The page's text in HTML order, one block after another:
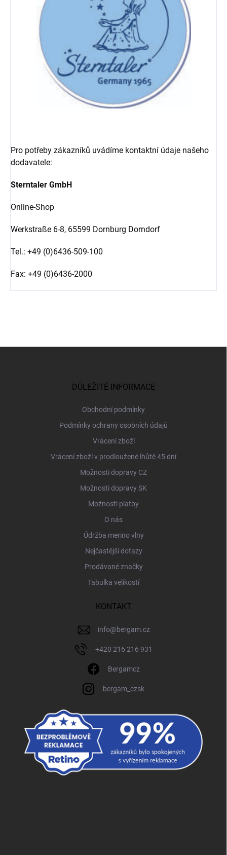
Pro potřeby zákazníků uvádíme kontaktní údaje našeho
dodavatele:
Sterntaler GmbH
Online-Shop
Werkstraße 6-8, 65599 Dornburg Dorndorf
Tel.: +49 (0)6436-509-100
Fax: +49 (0)6436-2000
DŮLEŽITÉ INFORMACE
Obchodní podmínky
Podmínky ochrany osobních údajů
Vrácení zboží
Vrácení zboží v prodloužené lhůtě 45 dní
Možnosti dopravy CZ
Možnosti dopravy SK
Možnosti platby
O nás
Údržba merino vlny
Nejčastější dotazy
Prodávané značky
Tabulka velikostí
KONTAKT
info@bergam.cz
+420 216 216 931
Bergamcz
bergam_czsk